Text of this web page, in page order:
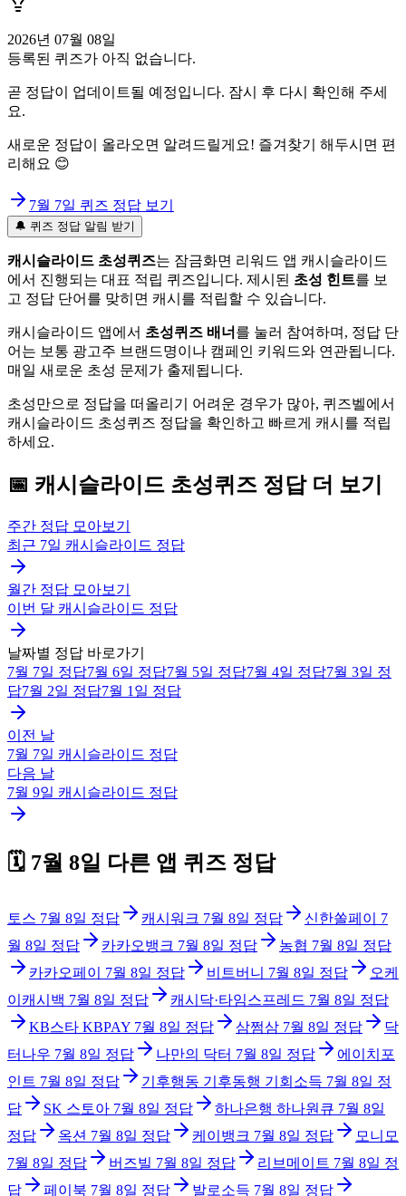
2026년 07월 08일
등록된 퀴즈가 아직 없습니다.
곧 정답이 업데이트될 예정입니다. 잠시 후 다시 확인해 주세
요.
새로운 정답이 올라오면 알려드릴게요! 즐겨찾기 해두시면 편
리해요 😊
7월 7일 퀴즈 정답 보기
🔔 퀴즈 정답 알림 받기
캐시슬라이드 초성퀴즈는 잠금화면 리워드 앱 캐시슬라이드
에서 진행되는 대표 적립 퀴즈입니다. 제시된 초성 힌트를 보
고 정답 단어를 맞히면 캐시를 적립할 수 있습니다.
캐시슬라이드 앱에서 초성퀴즈 배너 를 눌러 참여하며, 정답 단
어는 보통 광고주 브랜드명이나 캠페인 키워드와 연관됩니다.
매일 새로운 초성 문제가 출제됩니다.
초성만으로 정답을 떠올리기 어려운 경우가 많아, 퀴즈벨에서
캐시슬라이드 초성퀴즈 정답을 확인하고 빠르게 캐시를 적립
하세요.
📅 캐시슬라이드 초성퀴즈 정답 더 보기
주간 정답 모아보기
최근 7일 캐시슬라이드 정답
월간 정답 모아보기
이번 달 캐시슬라이드 정답
날짜별 정답 바로가기
7월 7일 정답7월 6일 정답7월 5일 정답7월 4일 정답7월 3일 정
답7월 2일 정답7월 1일 정답
이전 날
7월 7일 캐시슬라이드 정답
다음 날
7월 9일 캐시슬라이드 정답
🗓️ 7월 8일 다른 앱 퀴즈 정답
토스 7월 8일 정답 캐시워크 7월 8일 정답 신한쏠페이
7
월 8일 정답 카카오뱅크 7월 8일 정답 농협 7월 8일 정답
카카오페이
7월 8일 정답 비트버니 7월 8일 정답
오케
이캐시백 7월 8일 정답 캐시닥·타임스프레드 7월 8일 정답
KB스타 KBPAY 7월 8일 정답 삼쩜삼 7월 8일 정답
닥
터나우 7월 8일 정답 나만의 닥터 7월 8일 정답
에이치포
인트 7월 8일 정답 기후행동 기후동행 기회소득 7월 8일 정
답
SK 스토아 7월 8일 정답 하나은행 하나원큐 7월 8일
정답
옥션 7월 8일 정답 케이뱅크 7월 8일 정답
모니모
7월 8일 정답 버즈빌 7월 8일 정답 리브메이트 7월 8일 정
답
페이북 7월 8일 정답 발로소득 7월 8일 정답